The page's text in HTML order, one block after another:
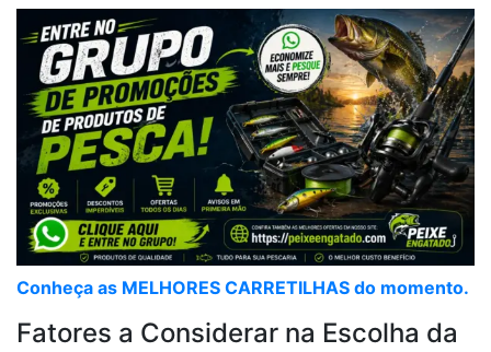
Conheça as MELHORES CARRETILHAS do momento.
Fatores a Considerar na Escolha da